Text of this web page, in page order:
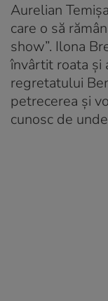
Aurelian
care o să
show”. Ilona
învârtit roata și
regretatului
petrecerea și
cunosc de